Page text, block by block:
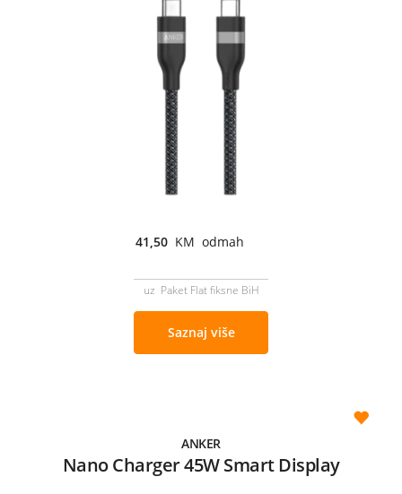
41,50 KM odmah
uz Paket Flat fiksne BiH
Saznaj više
ANKER
Nano Charger 45W Smart Display